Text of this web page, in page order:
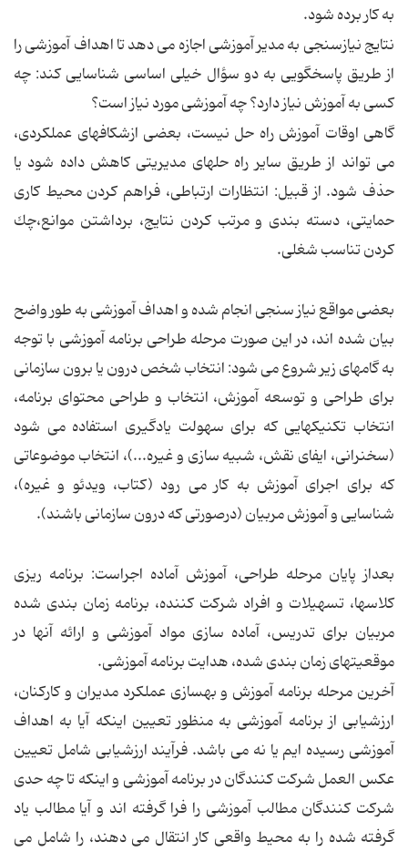
به کار برده شود.
نتایج نیازسنجی به مدیر آموزشی اجازه می دهد تا اهداف آموزشی را
از طریق پاسخگویی به دو سؤال خیلی اساسی شناسایی كند: چه
كسی به آموزش نیاز دارد؟ چه آموزشی مورد نیاز است؟
گاهی اوقات آموزش راه حل نیست، بعضی ازشكافهای عملكردی،
می تواند از طریق سایر راه حلهای مدیریتی كاهش داده شود یا
حذف شود. از قبیل: انتظارات ارتباطی، فراهم كردن محیط كاری
حمایتی، دسته بندی و مرتب كردن نتایج، برداشتن موانع،چك
كردن تناسب شغلی.
بعضی مواقع نیاز سنجی انجام شده و اهداف آموزشی به طور واضح
بیان شده اند، در این صورت مرحله طراحی برنامه آموزشی با توجه
به گامهای زیر شروع می شود: انتخاب شخص درون یا برون سازمانی
برای طراحی و توسعه آموزش، انتخاب و طراحی محتوای برنامه،
انتخاب تكنیكهایی كه برای سهولت یادگیری استفاده می شود
(سخنرانی، ایفای نقش، شبیه سازی و غیره...)، انتخاب موضوعاتی
كه برای اجرای آموزش به كار می رود (كتاب، ویدئو و غیره)،
شناسایی و آموزش مربیان (درصورتی كه درون سازمانی باشند).
بعداز پایان مرحله طراحی، آموزش آماده اجراست: برنامه ریزی
كلاسها، تسهیلات و افراد شركت كننده، برنامه زمان بندی شده
مربیان برای تدریس، آماده سازی مواد آموزشی و ارائه آنها در
موقعیتهای زمان بندی شده، هدایت برنامه آموزشی.
آخرین مرحله برنامه آموزش و بهسازی عملكرد مدیران و كاركنان،
ارزشیابی از برنامه آموزشی به منظور تعیین اینكه آیا به اهداف
آموزشی رسیده ایم یا نه می باشد. فرآیند ارزشیابی شامل تعیین
عكس العمل شركت كنندگان در برنامه آموزشی و اینكه تا چه حدی
شركت كنندگان مطالب آموزشی را فرا گرفته اند و آیا مطالب یاد
گرفته شده را به محیط واقعی كار انتقال می دهند، را شامل می